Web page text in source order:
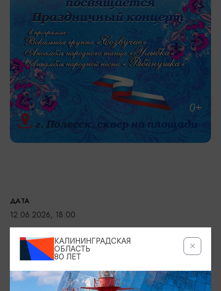
ДАТА
12.06.2026, 18:00
МЕСТО ПРОВЕДЕНИЯ
сквер на площади.,
Показать на карте
ВОЗРАСТНЫЕ ОГРАНИЧЕНИЯ
КАЛИНИНГРАДСКАЯ
ОБЛАСТЬ
80 ЛЕТ